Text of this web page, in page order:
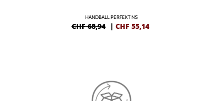
HANDBALL PERFEKT NS
CHF 68,94 | CHF 55,14